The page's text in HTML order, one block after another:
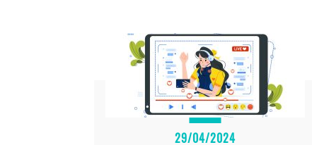
29/04/2024